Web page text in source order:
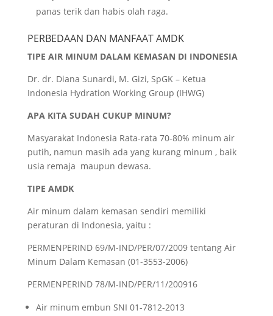
panas terik dan habis olah raga.
PERBEDAAN DAN MANFAAT AMDK
TIPE AIR MINUM DALAM KEMASAN DI INDONESIA
Dr. dr. Diana Sunardi, M. Gizi, SpGK – Ketua
Indonesia Hydration Working Group (IHWG)
APA KITA SUDAH CUKUP MINUM?
Masyarakat Indonesia Rata-rata 70-80% minum air
putih, namun masih ada yang kurang minum , baik
usia remaja maupun dewasa.
TIPE AMDK
Air minum dalam kemasan sendiri memiliki
peraturan di Indonesia, yaitu :
PERMENPERIND 69/M-IND/PER/07/2009 tentang Air
Minum Dalam Kemasan (01-3553-2006)
PERMENPERIND 78/M-IND/PER/11/200916
Air minum embun SNI 01-7812-2013